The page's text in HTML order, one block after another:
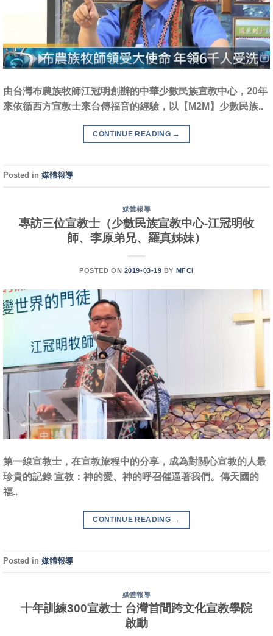
由台灣布農族牧師江冠明創辦的中華少數民族宣教中心，20年
來依循西方宣教士來台傳福音的經驗，以【M2M】少數民族..
CONTINUE READING →
Posted in 媒體報導
媒體報導
專訪三位宣教士（少數民族宣教中心-江冠明牧
師、李原弟兄、羅真姊妹）
POSTED ON 2019-03-19 BY MFCI
第一線宣教士，在宣教旅程中的分享，成為對關心宣教的人最
珍貴的記錄 宣教：神的愛、神的呼召催逼著我們。傳天國的
福..
CONTINUE READING →
Posted in 媒體報導
媒體報導
十年訓練300宣教士 台灣首間跨文化宣教學院
啟動